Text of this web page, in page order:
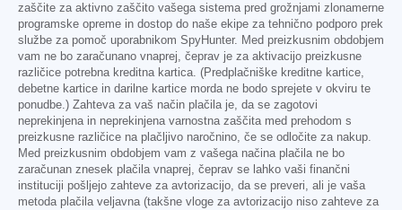
zaščite za aktivno zaščito vašega sistema pred grožnjami zlonamerne
programske opreme in dostop do naše ekipe za tehnično podporo prek
službe za pomoč uporabnikom SpyHunter. Med preizkusnim obdobjem
vam ne bo zaračunano vnaprej, čeprav je za aktivacijo preizkusne
različice potrebna kreditna kartica. (Predplačniške kreditne kartice,
debetne kartice in darilne kartice morda ne bodo sprejete v okviru te
ponudbe.) Zahteva za vaš način plačila je, da se zagotovi
neprekinjena in neprekinjena varnostna zaščita med prehodom s
preizkusne različice na plačljivo naročnino, če se odločite za nakup.
Med preizkusnim obdobjem vam z vašega načina plačila ne bo
zaračunan znesek plačila vnaprej, čeprav se lahko vaši finančni
instituciji pošljejo zahteve za avtorizacijo, da se preveri, ali je vaša
metoda plačila veljavna (takšne vloge za avtorizacijo niso zahteve za